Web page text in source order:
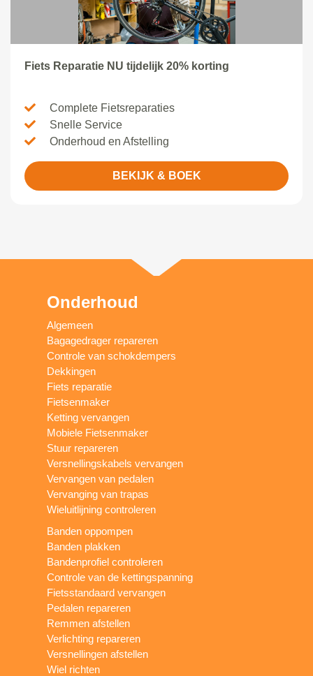
Fiets Reparatie NU tijdelijk 20% korting
Complete Fietsreparaties
Snelle Service
Onderhoud en Afstelling
BEKIJK & BOEK
Onderhoud
Algemeen
Bagagedrager repareren
Controle van schokdempers
Dekkingen
Fiets reparatie
Fietsenmaker
Ketting vervangen
Mobiele Fietsenmaker
Stuur repareren
Versnellingskabels vervangen
Vervangen van pedalen
Vervanging van trapas
Wieluitlijning controleren
Banden oppompen
Banden plakken
Bandenprofiel controleren
Controle van de kettingspanning
Fietsstandaard vervangen
Pedalen repareren
Remmen afstellen
Verlichting repareren
Versnellingen afstellen
Wiel richten